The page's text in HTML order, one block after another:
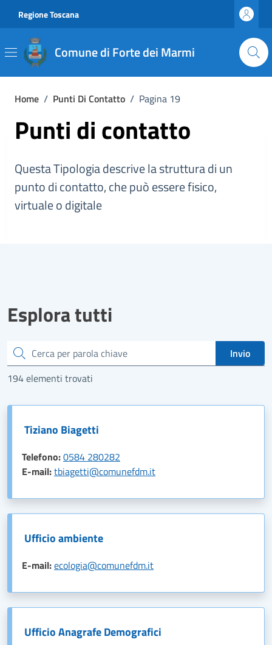
Regione Toscana
Comune di Forte dei Marmi
Home / Punti Di Contatto / Pagina 19
Punti di contatto
Questa Tipologia descrive la struttura di un
punto di contatto, che può essere fisico,
virtuale o digitale
Esplora tutti
Cerca
Invio
194 elementi trovati
Tiziano Biagetti
Telefono:0584 280282
E-mail:tbiagetti@comunefdm.it
Ufficio ambiente
E-mail:ecologia@comunefdm.it
Ufficio Anagrafe Demografici